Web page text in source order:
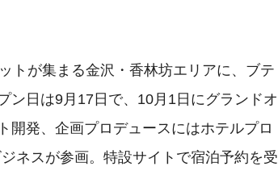
トが集まる金沢・香林坊エリアに、ブテ
ン日は9月17日で、10月1日にグランドオ
開発、企画プロデュースにはホテルプロ
ネスが参画。特設サイトで宿泊予約を受